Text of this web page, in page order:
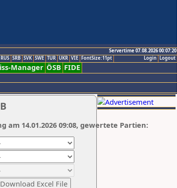
Servertime 07.08.2026 00:07:20
Logout
Login
RUS SRB SVK SWE TUR UKR VIE FontSize:11pt
Manager ÖSB FIDE
am 14.01.2026 09:08, gewertete Partien: